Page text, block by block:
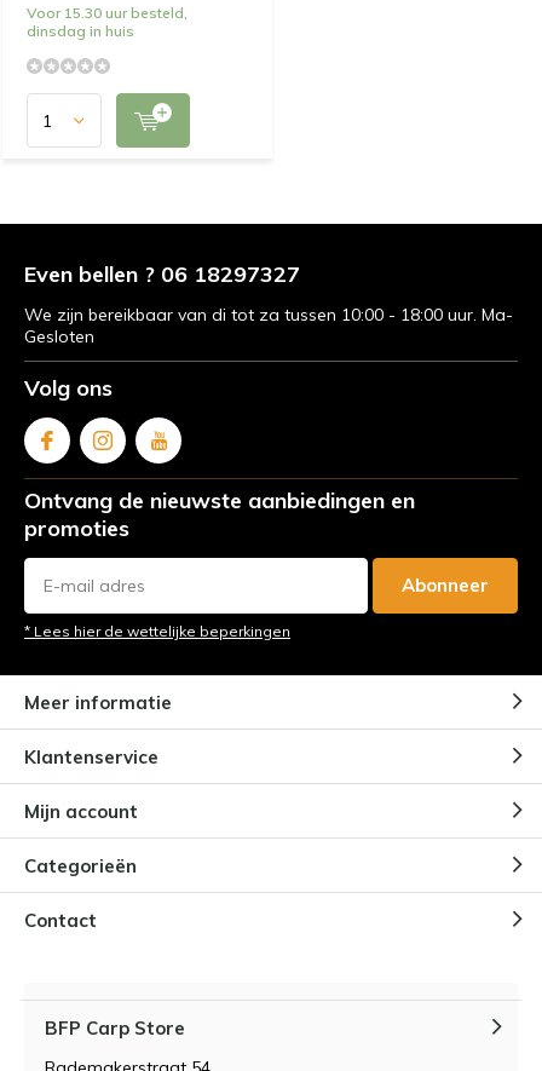
Voor 15.30 uur besteld,
dinsdag in huis
Even bellen ? 06 18297327
We zijn bereikbaar van di tot za tussen 10:00 - 18:00 uur. Ma-
Gesloten
Volg ons
Ontvang de nieuwste aanbiedingen en
promoties
Abonneer
* Lees hier de wettelijke beperkingen
Meer informatie
Klantenservice
Mijn account
Categorieën
Contact
BFP Carp Store